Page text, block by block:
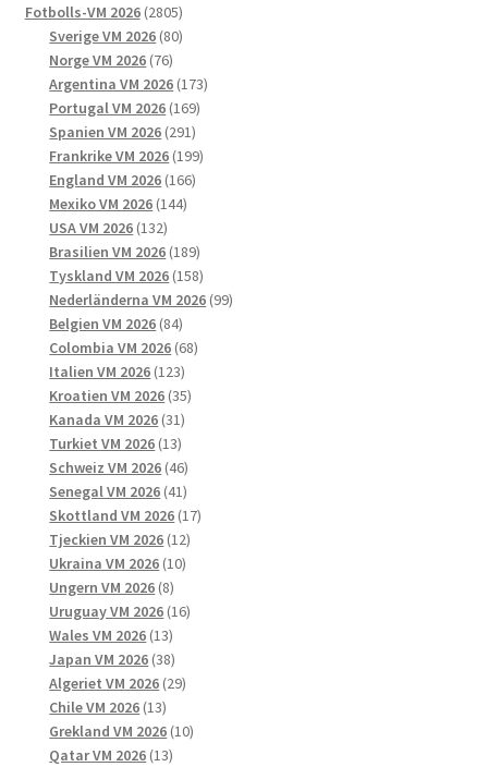
Fotbolls-VM 2026 28052805
produkter
Sverige VM 2026 8080
Norge VM 2026 7676
produkter
Argentina VM 2026 173173
Portugal VM 2026 169169
Spanien VM 2026 291291
produkter
Frankrike VM 2026 199199
England VM 2026 166166
Mexiko VM 2026 144144
USA VM 2026 132132
produkter
Brasilien VM 2026 189189
produkter
Tyskland VM 2026 158158
produkter
Nederländerna VM 2026 9999
Belgien VM 2026 8484
produkter
Colombia VM 2026 6868
Italien VM 2026 123123
produkter
Kroatien VM 2026 3535
Kanada VM 2026 3131
produkter
Turkiet VM 2026 1313
produkter
Schweiz VM 2026 4646
produkter
Senegal VM 2026 4141
produkter
Skottland VM 2026 1717
Tjeckien VM 2026 1212
Ukraina VM 2026 1010
Ungern VM 2026 88
produkter
Uruguay VM 2026 1616
Wales VM 2026 1313
produkter
Japan VM 2026 3838
produkter
Algeriet VM 2026 2929
Chile VM 2026 1313
produkter
Grekland VM 2026 1010
Qatar VM 2026 1313